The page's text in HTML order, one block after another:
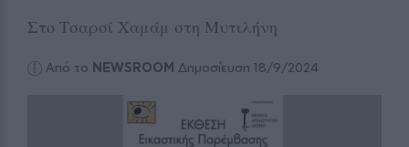
Στο Τσαρσί Χαμάμ στη Μυτιλήνη
Από το NEWSROOM Δημοσίευση 18/9/2024